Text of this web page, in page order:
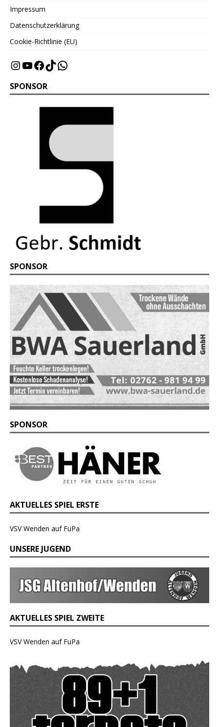
Impressum
Datenschutzerklärung
Cookie-Richtlinie (EU)
SPONSOR
SPONSOR
SPONSOR
AKTUELLES SPIEL ERSTE
VSV Wenden auf FuPa
UNSERE JUGEND
AKTUELLES SPIEL ZWEITE
VSV Wenden auf FuPa